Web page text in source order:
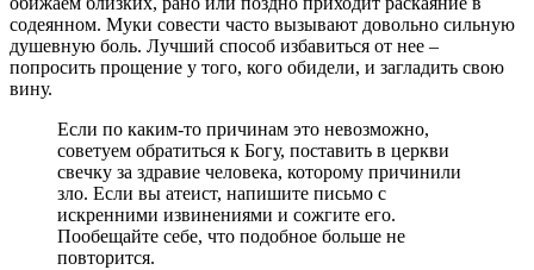
содеянном. Муки совести часто вызывают довольно сильную
душевную боль. Лучший способ избавиться от нее –
попросить прощение у того, кого обидели, и загладить свою
вину.
Если по каким-то причинам это невозможно,
советуем обратиться к Богу, поставить в церкви
свечку за здравие человека, которому причинили
зло. Если вы атеист, напишите письмо с
искренними извинениями и сожгите его.
Пообещайте себе, что подобное больше не
повторится.